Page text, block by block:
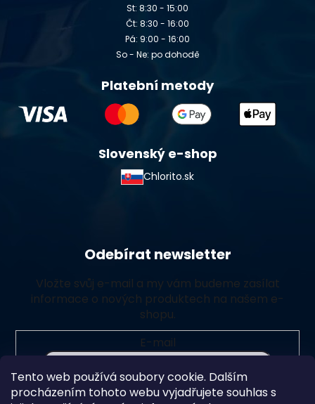
Tento web používá soubory cookie. Dalším
procházením tohoto webu vyjadřujete souhlas s
St: 8:30 - 15:00
Čt: 8:30 - 16:00
Pá: 9:00 - 16:00
So - Ne: po dohodě
Platební metody
Slovenský e-shop
Chlorito.sk
Odebírat newsletter
Vložte svůj e-mail a my vám budeme zasílat
informace o nových produktech na našem e-
shopu.
E-mail
Vložením e-mailu souhlasíte spodmínkami ochrany
osobních údajů